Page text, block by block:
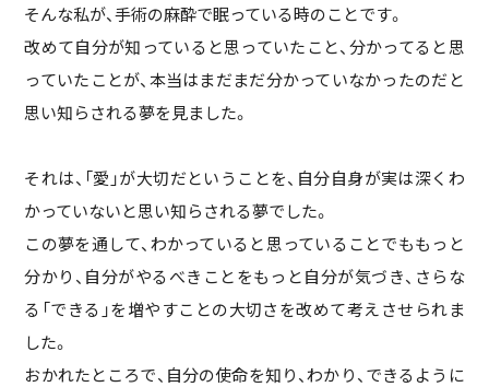
そんな私が、手術の麻酔で眠っている時のことです。
改めて自分が知っていると思っていたこと、分かってると思
っていたことが、本当はまだまだ分かっていなかったのだと
思い知らされる夢を見ました。
それは、「愛」が大切だということを、自分自身が実は深くわ
かっていないと思い知らされる夢でした。
この夢を通して、わかっていると思っていることでももっと
分かり、自分がやるべきことをもっと自分が気づき、さらな
る「できる」を増やすことの大切さを改めて考えさせられま
した。
おかれたところで、自分の使命を知り、わかり、できるように